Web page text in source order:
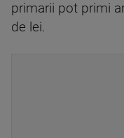
primarii pot primi
de lei.